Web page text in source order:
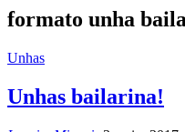
formato unha
Unhas
Unhas bailarina!